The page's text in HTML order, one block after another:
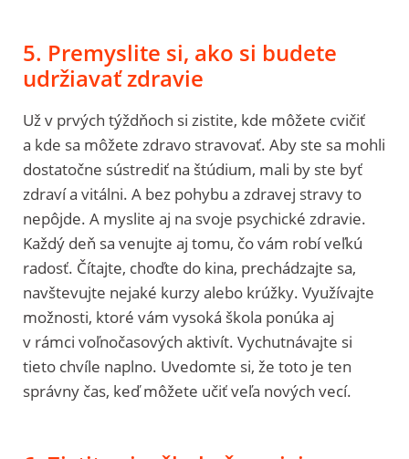
5. Premyslite si, ako si budete
udržiavať zdravie
Už v prvých týždňoch si zistite, kde môžete cvičiť
a kde sa môžete zdravo stravovať. Aby ste sa mohli
dostatočne sústrediť na štúdium, mali by ste byť
zdraví a vitálni. A bez pohybu a zdravej stravy to
nepôjde. A myslite aj na svoje psychické zdravie.
Každý deň sa venujte aj tomu, čo vám robí veľkú
radosť. Čítajte, choďte do kina, prechádzajte sa,
navštevujte nejaké kurzy alebo krúžky. Využívajte
možnosti, ktoré vám vysoká škola ponúka aj
v rámci voľnočasových aktivít. Vychutnávajte si
tieto chvíle naplno. Uvedomte si, že toto je ten
správny čas, keď môžete učiť veľa nových vecí.